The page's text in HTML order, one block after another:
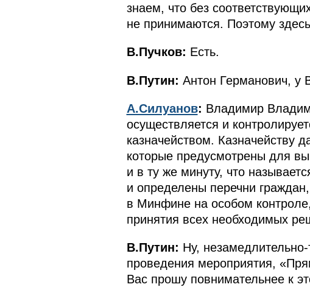
знаем, что без
не принимаются. Поэтому
В.Пучков: Есть.
В.Путин: Антон Германович, у
А.Силуанов: Владимир
осуществляется и
казначейством. Казначейству
которые предусмотрены для
и в ту же минуту, что
и определены перечни
в Минфине на особом
принятия всех необходимых
В.Путин: Ну,
проведения мероприятия,
Вас прошу повнимательнее к